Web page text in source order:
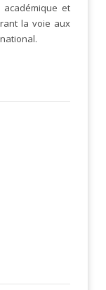
académique et
la voie aux